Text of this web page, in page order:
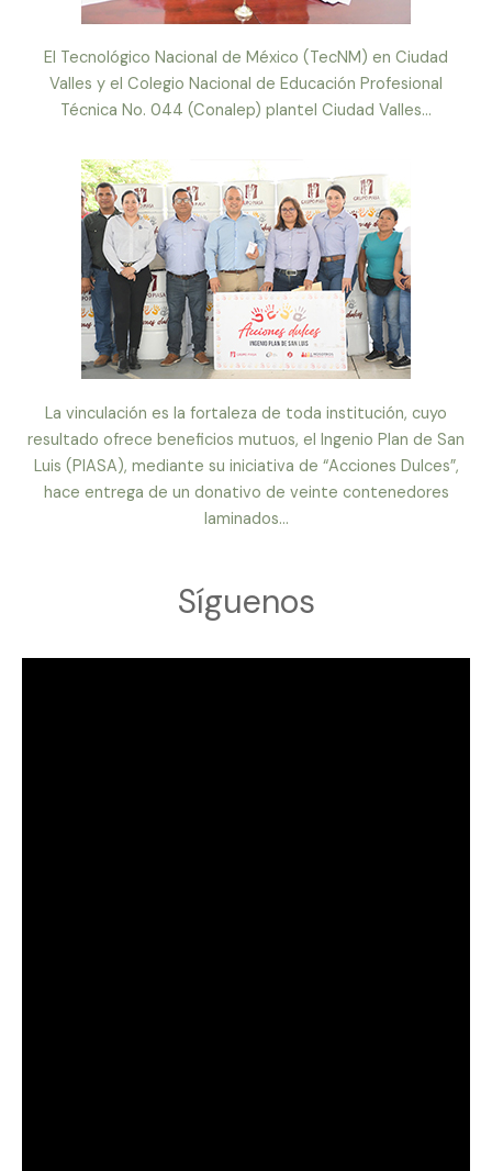
El Tecnológico Nacional de México (TecNM) en Ciudad
Valles y el Colegio Nacional de Educación Profesional
Técnica No. 044 (Conalep) plantel Ciudad Valles...
La vinculación es la fortaleza de toda institución, cuyo
resultado ofrece beneficios mutuos, el Ingenio Plan de San
Luis (PIASA), mediante su iniciativa de “Acciones Dulces”,
hace entrega de un donativo de veinte contenedores
laminados...
Síguenos